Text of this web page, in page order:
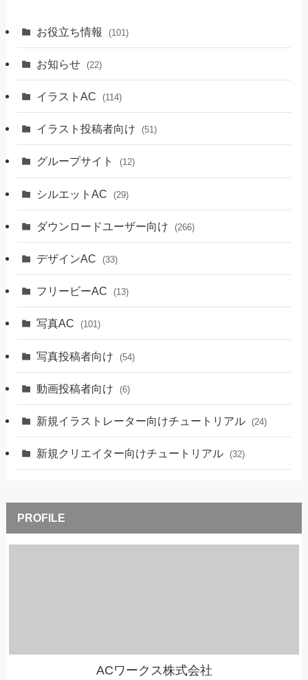
お役立ち情報 (101)
お知らせ (22)
イラストAC (114)
イラスト投稿者向け (51)
グループサイト (12)
シルエットAC (29)
ダウンロードユーザー向け (266)
デザインAC (33)
フリービーAC (13)
写真AC (101)
写真投稿者向け (54)
動画投稿者向け (6)
新規イラストレーター向けチュートリアル (24)
新規クリエイター向けチュートリアル (32)
ACワークス株式会社